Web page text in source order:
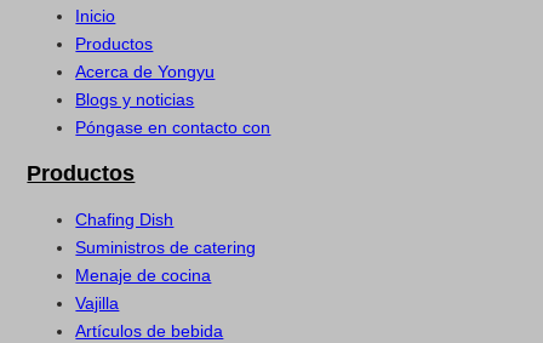
Inicio
Productos
Acerca de Yongyu
Blogs y noticias
Póngase en contacto con
Productos
Chafing Dish
Suministros de catering
Menaje de cocina
Vajilla
Artículos de bebida